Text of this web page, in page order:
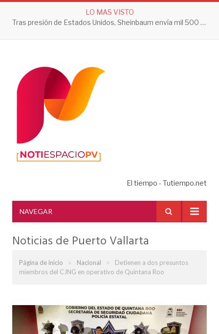
LO MAS VISTO
Tras presión de Estados Unidos, Sheinbaum envía mil 500 soldados a Michoacán
El tiempo - Tutiempo.net
NAVEGAR
Noticias de Puerto Vallarta
Página de inicio » Nacional »
Detienen a dos presuntos
miembros del CJNG en operativo de Quintana Roo